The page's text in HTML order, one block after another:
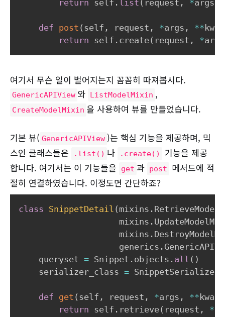
return self . list ( request , *args
def post ( self , request , *args , **
return self . create( request , *args
여기서 무슨 일이 벌어지는지 꼼꼼히 따져봅시다.
GenericAPIView 와 ListModelMixin ,
CreateModelMixin 을 사용하여 뷰를 만들었습니다.
기본 뷰( GenericAPIView )는 핵심 기능을 제공하며, 믹
스인 클래스들은
.list() 나 .create()
기능을 제공
합니다. 여기서는 이 기능들을
get 과 post
메서드에 적
절히 연결하였습니다. 이정도면 간단하죠?
class SnippetDetail ( mixins .
                    mixins
.
                    mixins
.
                    generics
.
    queryset
= Snippet . objects . all ( )
    serializer_class
= SnippetSerializer
def get ( self , request , *args , **
return self . retrieve( request , *